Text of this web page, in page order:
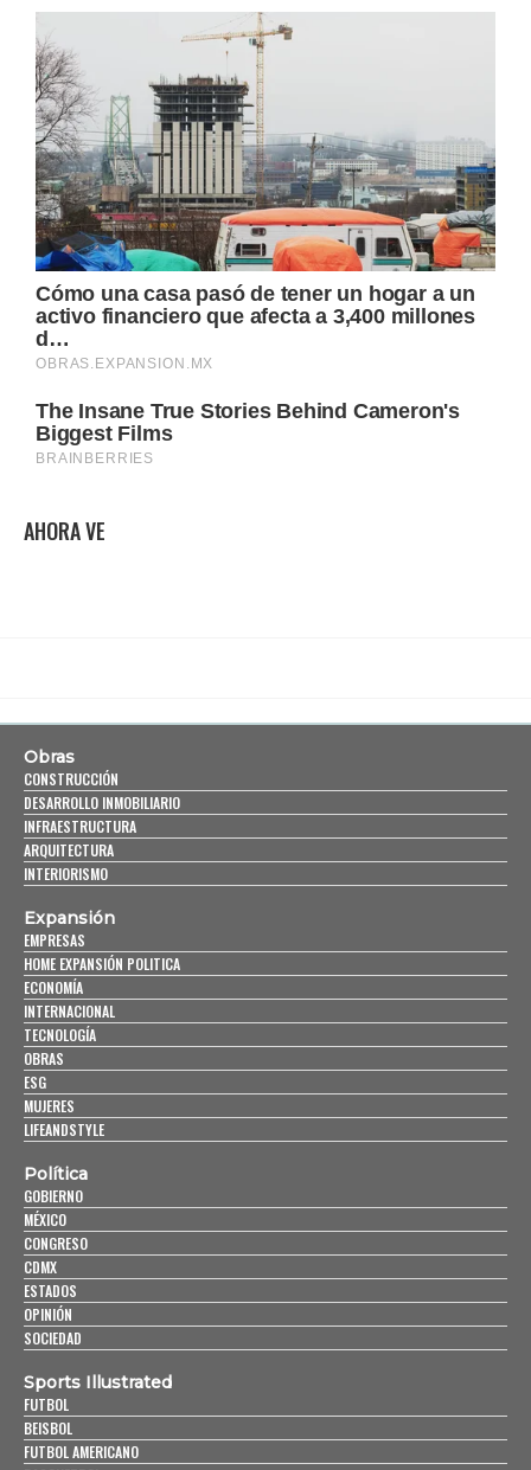
AHORA VE
Obras
CONSTRUCCIÓN
DESARROLLO INMOBILIARIO
INFRAESTRUCTURA
ARQUITECTURA
INTERIORISMO
Expansión
EMPRESAS
HOME EXPANSIÓN POLITICA
ECONOMÍA
INTERNACIONAL
TECNOLOGÍA
OBRAS
ESG
MUJERES
LIFEANDSTYLE
Política
GOBIERNO
MÉXICO
CONGRESO
CDMX
ESTADOS
OPINIÓN
SOCIEDAD
Sports Illustrated
FUTBOL
BEISBOL
FUTBOL AMERICANO